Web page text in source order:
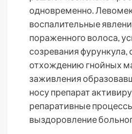
одновременно.
воспалительные
пораженного волоса,
созревания фурункула,
отхождению гнойных
заживления
носу препарат
репаративные
выздоровление